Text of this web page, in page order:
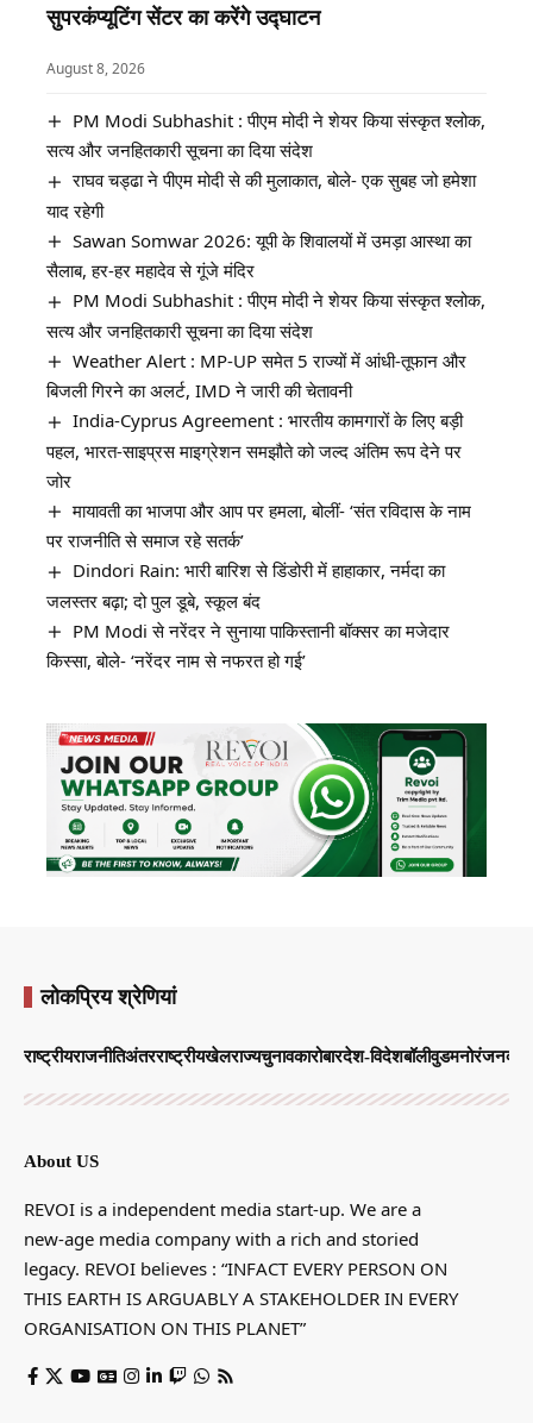
सुपरकंप्यूटिंग सेंटर का करेंगे उद्घाटन
August 8, 2026
PM Modi Subhashit : पीएम मोदी ने शेयर किया संस्कृत श्लोक,
सत्य और जनहितकारी सूचना का दिया संदेश
राघव चड्ढा ने पीएम मोदी से की मुलाकात, बोले- एक सुबह जो हमेशा
याद रहेगी
Sawan Somwar 2026: यूपी के शिवालयों में उमड़ा आस्था का
सैलाब, हर-हर महादेव से गूंजे मंदिर
PM Modi Subhashit : पीएम मोदी ने शेयर किया संस्कृत श्लोक,
सत्य और जनहितकारी सूचना का दिया संदेश
Weather Alert : MP-UP समेत 5 राज्यों में आंधी-तूफान और
बिजली गिरने का अलर्ट, IMD ने जारी की चेतावनी
India-Cyprus Agreement : भारतीय कामगारों के लिए बड़ी
पहल, भारत-साइप्रस माइग्रेशन समझौते को जल्द अंतिम रूप देने पर
जोर
मायावती का भाजपा और आप पर हमला, बोलीं- ‘संत रविदास के नाम
पर राजनीति से समाज रहे सतर्क’
Dindori Rain: भारी बारिश से डिंडोरी में हाहाकार, नर्मदा का
जलस्तर बढ़ा; दो पुल डूबे, स्कूल बंद
PM Modi से नरेंदर ने सुनाया पाकिस्तानी बॉक्सर का मजेदार
किस्सा, बोले- ‘नरेंदर नाम से नफरत हो गई’
लोकप्रिय श्रेणियां
राष्ट्रीयराजनीतिअंतरराष्ट्रीयखेलराज्यचुनावकारोबारदेश-विदेशबॉलीवुडमनोरंजन
About US
REVOI is a independent media start-up. We are a
new-age media company with a rich and storied
legacy. REVOI believes : “INFACT EVERY PERSON ON
THIS EARTH IS ARGUABLY A STAKEHOLDER IN EVERY
ORGANISATION ON THIS PLANET”